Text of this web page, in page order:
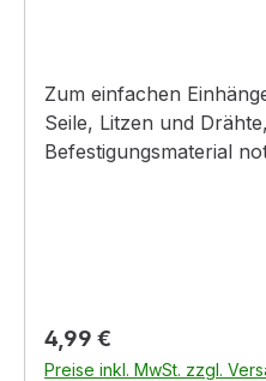
Zum einfachen
Seile, Litzen und
Befestigungsmaterial
Regulärer Preis:
4,99 €
Preise inkl. MwSt. zzgl.